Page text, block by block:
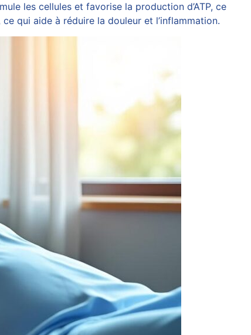
les cellules et favorise la production d’ATP, ce
qui aide à réduire la douleur et l’inflammation.